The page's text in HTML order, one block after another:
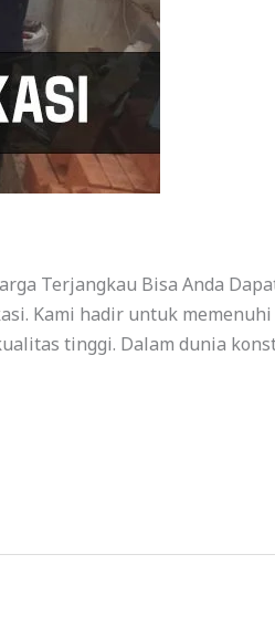
Terjangkau Bisa Anda
Kami hadir untuk
tinggi. Dalam dunia